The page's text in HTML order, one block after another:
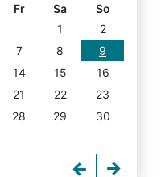
Fr Sa
So
1
2
7 8
9
14 15
16
21 22
23
28 29
30